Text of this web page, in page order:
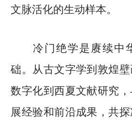
文脉活化的生动样本。
冷门绝学是赓续中
础。从古文字学到敦煌
数字化到西夏文献研究
展经验和前沿成果，共